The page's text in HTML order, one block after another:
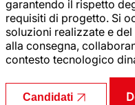
garantendo il rispetto
requisiti di progetto. Si
soluzioni realizzate e
alla consegna,
contesto tecnologico
Candidati